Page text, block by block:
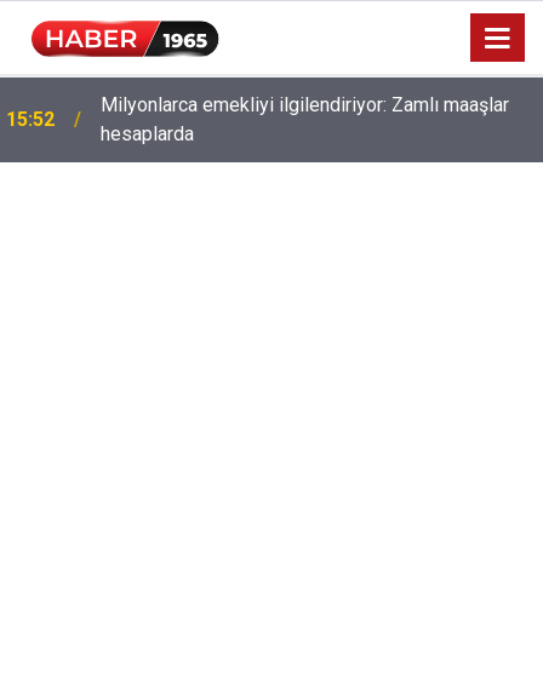
15:52
Milyonlarca emekliyi ilgilendiriyor: Zamlı maaşlar
hesaplarda